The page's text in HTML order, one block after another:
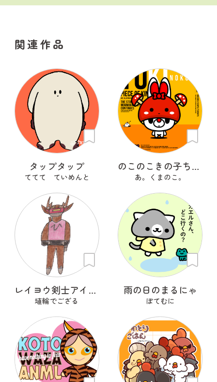
関連作品
タップタップ
ててて ていめんと
のこのこきの子ちゃん
あ。くまのこ。
レイヨウ剣士アイベクサー
埴輪でござる
雨の日のまるにゃ
ぽてむに